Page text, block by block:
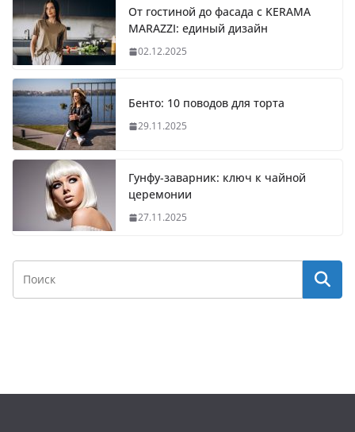
От гостиной до фасада с KERAMA
MARAZZI: единый дизайн
02.12.2025
Бенто: 10 поводов для торта
29.11.2025
Гунфу-заварник: ключ к чайной
церемонии
27.11.2025